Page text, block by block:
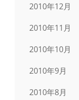
2010年12月
2010年11月
2010年10月
2010年9月
2010年8月